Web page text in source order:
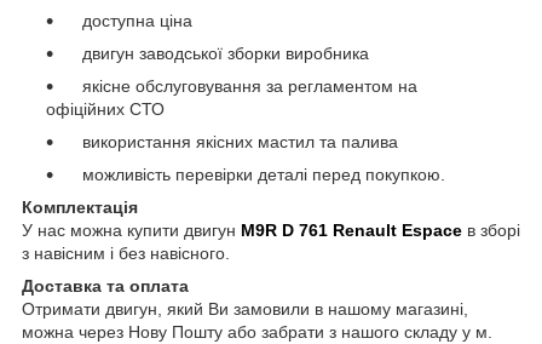
доступна ціна
двигун заводської зборки виробника
якісне обслуговування за регламентом на
офіційних СТО
використання якісних мастил та палива
можливість перевірки деталі перед покупкою.
Комплектація
У нас можна купити двигун M9R D 761 Renault Espace в зборі
з навісним і без навісного.
Доставка та оплата
Отримати двигун, який Ви замовили в нашому магазині,
можна через Нову Пошту або забрати з нашого складу у м.